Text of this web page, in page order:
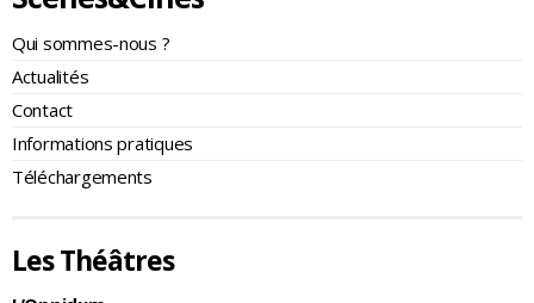
Qui sommes-nous ?
Actualités
Contact
Informations pratiques
Téléchargements
Les Théâtres